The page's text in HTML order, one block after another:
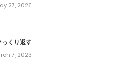
27, 2026
っくり返す
7, 2023